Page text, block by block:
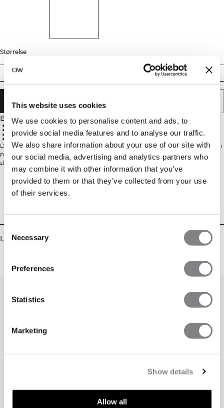
This website uses cookies
We use cookies to personalise content and ads, to
provide social media features and to analyse our traffic.
We also share information about your use of our site with
our social media, advertising and analytics partners who
may combine it with other information that you’ve
provided to them or that they’ve collected from your use
of their services.
Consent
Selection
Necessary
Preferences
Statistics
Marketing
Show details
Allow all
Størrelse
S XL XXL
LEGG I HANDLEKURVEN
Beskrivelse
Fireveis stretch
Pustende materiale
Normal passform
90 % polyester, 10 % elastan
Del av Contrast-kolleksjonen. Trackjakke i myk, glansfull stretchjersey med en
premium, glatt håndfølelse som kjennes behagelig mot huden. Fireveis
stretch gir full bevegelsesfrihet, mens den pustende konstruksjonen med lett
meshfôr hjelper til med å regulere temperaturen når du er i aktivitet. Normal
passform og rene kontrastdetaljer gir et moderne, atletisk uttrykk. Full glidelås
foran og ICIW-logo i heat transfer for en sleek finish. 90 % polyester, 10 %
elastan.
Tekniske egenskaper
Lignende produkter